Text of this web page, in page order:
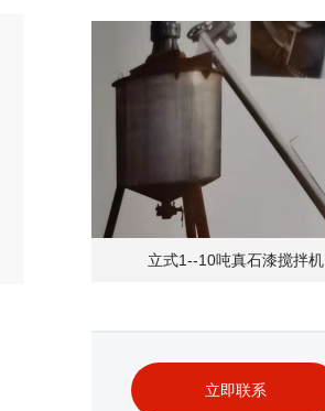
立式1--10吨真石漆搅拌机
立即联系